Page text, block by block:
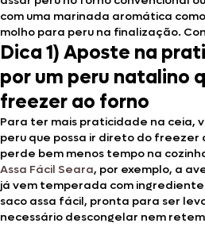
com uma marinada aromática
molho para peru na finalização.
Dica 1) Aposte na
por um peru natalino
freezer ao forno
Para ter mais praticidade na ceia,
peru que possa ir direto do freezer
perde bem menos tempo na
Assa Fácil Seara, por exemplo, a
já vem temperada com
saco assa fácil, pronta para ser
necessário descongelar nem